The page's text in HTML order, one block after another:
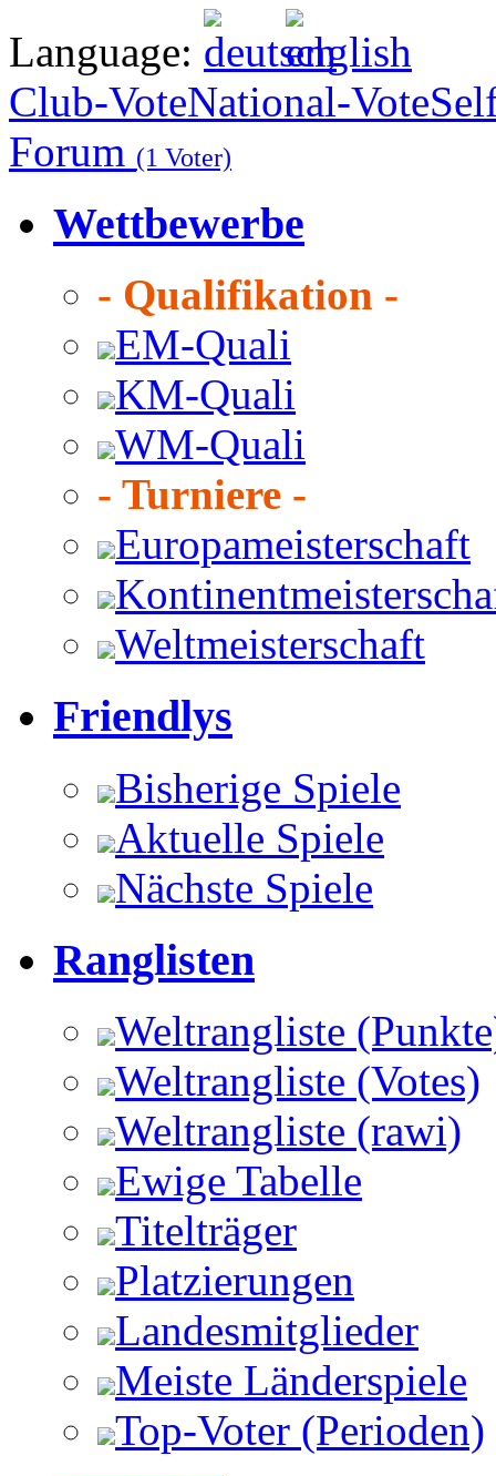
Language:
Club-VoteNational-Vote
Forum (1 Voter)
Wettbewerbe
- Qualifikation -
EM-Quali
KM-Quali
WM-Quali
- Turniere -
Europameisterschaft
Weltmeisterschaft
Friendlys
Bisherige Spiele
Aktuelle Spiele
Nächste Spiele
Ranglisten
Weltrangliste
Weltrangliste (Votes)
Weltrangliste (rawi)
Ewige Tabelle
Titelträger
Platzierungen
Landesmitglieder
Meiste Länderspiele
Top-Voter (Perioden)